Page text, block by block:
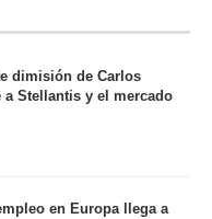
dimisión de Carlos
a Stellantis y el mercado
en Europa llega a